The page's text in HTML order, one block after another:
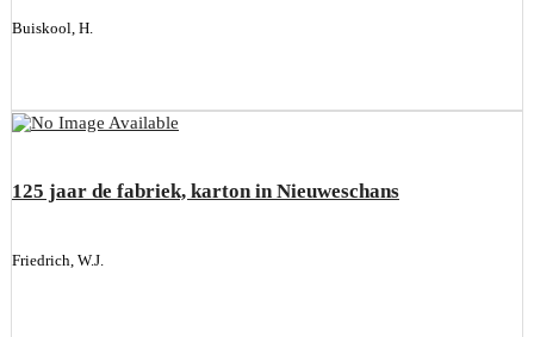
Buiskool, H.
125 jaar de fabriek, karton in Nieuweschans
Friedrich, W.J.